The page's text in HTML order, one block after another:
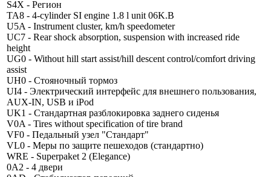
S4X - Регион
TA8 - 4-cylinder SI engine 1.8 l unit 06K.B
U5A - Instrument cluster, km/h speedometer
UC7 - Rear shock absorption, suspension with increased ride
height
UG0 - Without hill start assist/hill descent control/comfort driving
assist
UH0 - Стояночный тормоз
UI4 - Электрический интерфейс для внешнего пользования,
AUX-IN, USB и iPod
UK1 - Стандартная разблокировка заднего сиденья
V0A - Tires without specification of tire brand
VF0 - Педальный узел "Стандарт"
VL0 - Меры по защите пешеходов (стандартно)
WRE - Superpaket 2 (Elegance)
0A2 - 4 двери